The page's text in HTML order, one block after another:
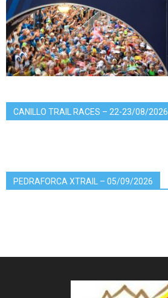
CANILLO TRAIL RACES – 22-23/08/2026
PEDRAFORCA XTRAIL – 05/09/2026